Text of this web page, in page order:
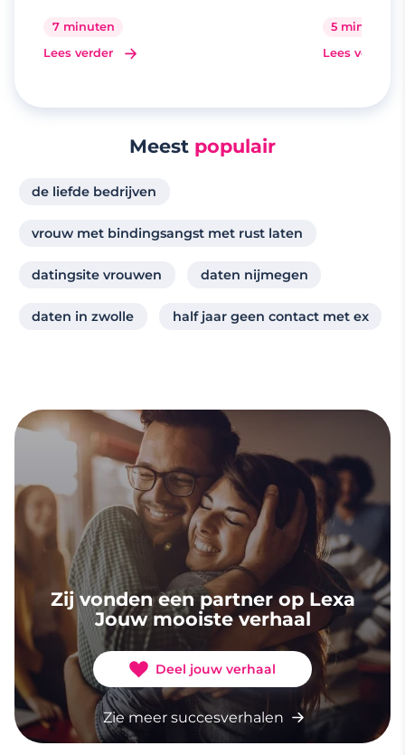
7 minuten
Lees verder
5 minuten
Lees verder
Meest populair
de liefde bedrijven
vrouw met bindingsangst met rust laten
datingsite vrouwen daten nijmegen
daten in zwolle half jaar geen contact met ex
Zij vonden een partner op Lexa
Jouw mooiste verhaal
Deel jouw verhaal
Zie meer succesverhalen